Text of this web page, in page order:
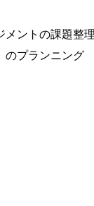
ントの課題整
プランニング